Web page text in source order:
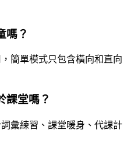
嗎？
簡單模式只包含橫向和直向
課堂嗎？
彙練習、課堂暖身、代課計